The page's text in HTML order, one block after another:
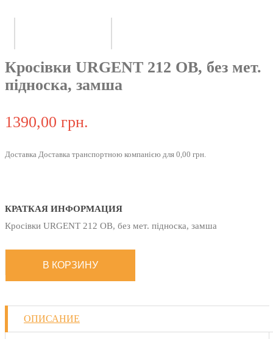
Кросівки URGENT 212 OB, без мет.
підноска, замша
1390,00 грн.
Доставка Доставка транспортною компанією для 0,00 грн.
КРАТКАЯ ИНФОРМАЦИЯ
Кросівки URGENT 212 OB, без мет. підноска, замша
ОПИСАНИЕ